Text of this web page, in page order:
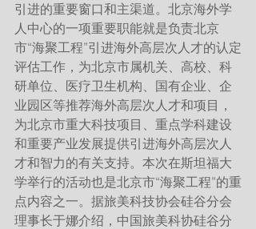
引进的重要窗口和主渠道。北京海外学
人中心的一项重要职能就是负责北京
市“海聚工程”引进海外高层次人才的认定
评估工作，为北京市属机关、高校、科
研单位、医疗卫生机构、国有企业、企
业园区等推荐海外高层次人才和项目，
为北京市重大科技项目、重点学科建设
和重要产业发展提供引进海外高层次人
才和智力的有关支持。本次在斯坦福大
学举行的活动也是北京市“海聚工程”的重
点内容之一。据旅美科技协会硅谷分会
理事长于娜介绍，中国旅美科协硅谷分